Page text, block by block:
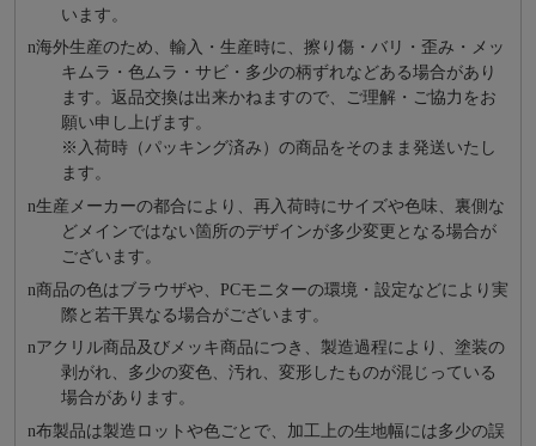
います。
n海外⽣産のため、輸⼊・⽣産時に、擦り傷・バリ・歪み・メッ
キムラ・色ムラ・サビ・多少の柄ずれなどある場合があり
ます。返品交換は出来かねますので、ご理解・ご協⼒をお
願い申し上げます。
※⼊荷時（パッキング済み）の商品をそのまま発送いたし
ます。
n⽣産メーカーの都合により、再⼊荷時にサイズや⾊味、裏側な
どメインではない箇所のデザインが多少変更となる場合が
ございます。
n商品の⾊はブラウザや、PCモニターの環境・設定などにより実
際と若⼲異なる場合がございます。
nアクリル商品及びメッキ商品につき、製造過程により、塗装の
剥がれ、多少の変色、汚れ、変形したものが混じっている
場合があります。
n布製品は製造ロットや色ごとで、加工上の生地幅には多少の誤